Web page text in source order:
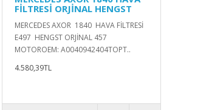
FİLTRESİ ORJİNAL HENGST
MERCEDES AXOR 1840 HAVA FİLTRESİ
E497 HENGST ORJİNAL 457
MOTOROEM: A0040942404TOPT..
4.580,39TL